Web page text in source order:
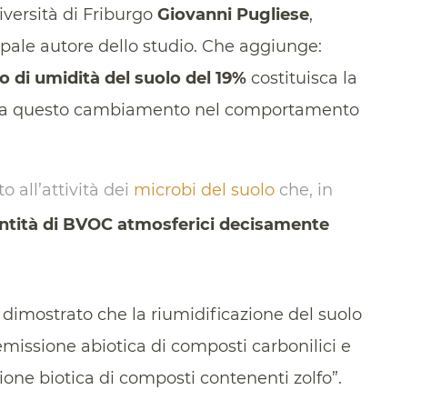
di Friburgo Giovanni Pugliese,
autore dello studio. Che aggiunge:
di umidità del suolo del 19% costituisca la
questo cambiamento nel comportamento
all’attività dei microbi del suolo che, in
di BVOC atmosferici decisamente
che la riumidificazione del suolo
abiotica di composti carbonilici e
biotica di composti contenenti zolfo”.